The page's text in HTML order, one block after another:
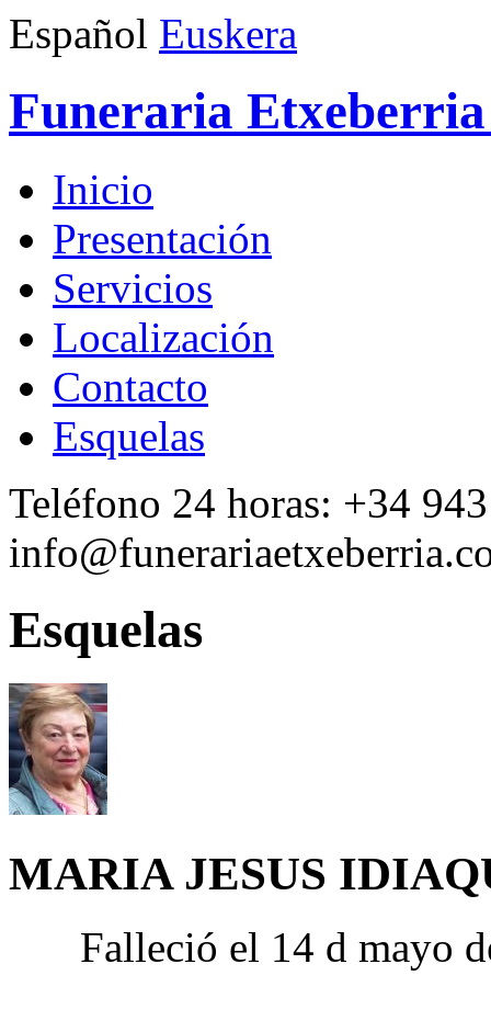
Español Euskera
Funeraria
Inicio
Presentación
Servicios
Localización
Contacto
Esquelas
Teléfono 24 horas: +34
Esquelas
MARIA JESUS
Falleció el 14 d mayo